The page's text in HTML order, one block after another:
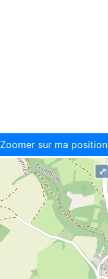
Zoomer sur ma position
⤢